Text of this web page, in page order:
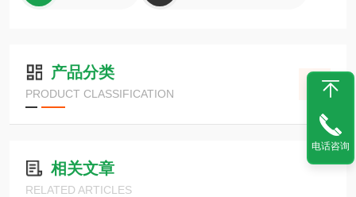
产品分类
PRODUCT CLASSIFICATION
相关文章
RELATED ARTICLES
电话咨询